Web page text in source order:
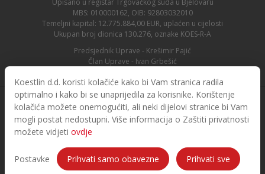
Koestlin d.d. koristi kolačiće kako bi Vam stranica radila
optimalno i kako bi se unaprijedila za korisnike. Korištenje
kolačića možete onemogućiti, ali neki dijelovi stranice bi Vam
mogli postat nedostupni. Više informacija o Zaštiti privatnosti
možete vidjeti ovdje
Postavke Prihvati samo obavezne Prihvati sve
MBS: 010000162, OIB: 92803032010
Temeljni kapital: 12.775.884,00 EUR, uplaćen u cijelosti
Ukupan broj dionica 130.276, oznake KOES-R-A
Predsjednik Uprave - Krešimir Pajić
Član Uprave - Ivan Grbešić
© 2026. Koestlin. Sva prava pridržana.
Designed and developed by